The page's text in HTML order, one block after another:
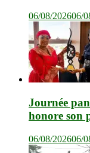
06/08/202606/
Journée
honore son
06/08/202606/